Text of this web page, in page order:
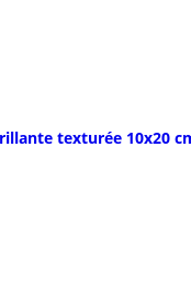
texturée 10x20